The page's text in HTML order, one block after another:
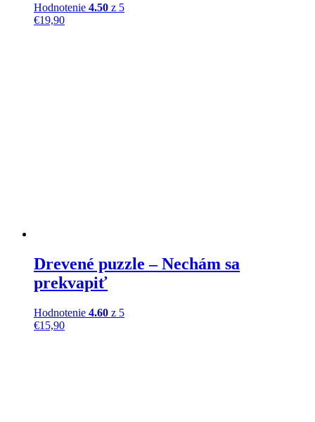
Hodnotenie 4.50 z 5
€19,90
Drevené puzzle – Nechám sa
prekvapiť
Hodnotenie 4.60 z 5
€15,90